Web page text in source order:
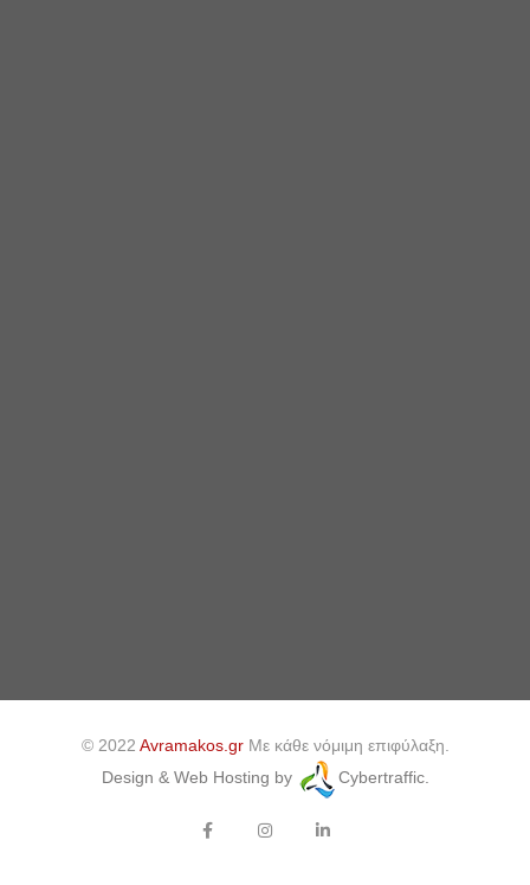
© 2022 Avramakos.grΜε κάθε νόμιμη επιφύλαξη.
Design & Web Hosting by
Cybertraffic.